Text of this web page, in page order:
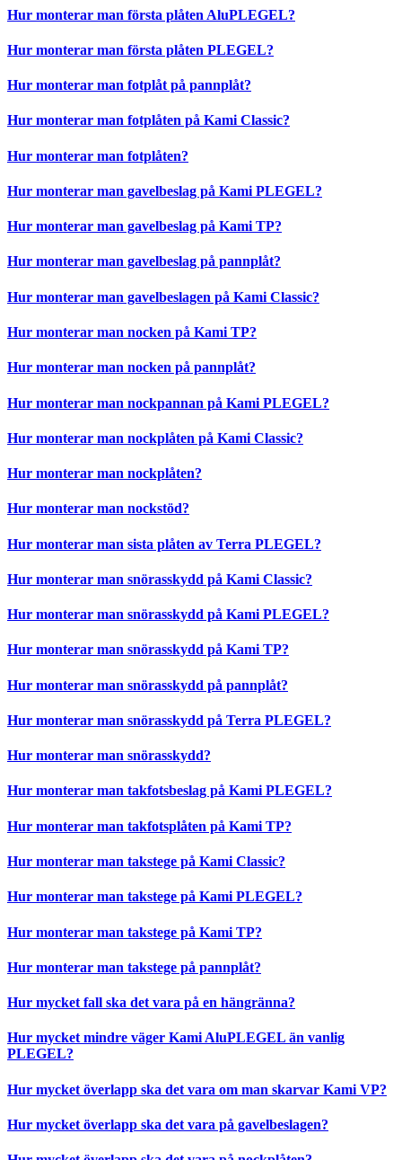
Hur monterar man första plåten AluPLEGEL?
Hur monterar man första plåten PLEGEL?
Hur monterar man fotplåt på pannplåt?
Hur monterar man fotplåten på Kami Classic?
Hur monterar man fotplåten?
Hur monterar man gavelbeslag på Kami PLEGEL?
Hur monterar man gavelbeslag på Kami TP?
Hur monterar man gavelbeslag på pannplåt?
Hur monterar man gavelbeslagen på Kami Classic?
Hur monterar man nocken på Kami TP?
Hur monterar man nocken på pannplåt?
Hur monterar man nockpannan på Kami PLEGEL?
Hur monterar man nockplåten på Kami Classic?
Hur monterar man nockplåten?
Hur monterar man nockstöd?
Hur monterar man sista plåten av Terra PLEGEL?
Hur monterar man snörasskydd på Kami Classic?
Hur monterar man snörasskydd på Kami PLEGEL?
Hur monterar man snörasskydd på Kami TP?
Hur monterar man snörasskydd på pannplåt?
Hur monterar man snörasskydd på Terra PLEGEL?
Hur monterar man snörasskydd?
Hur monterar man takfotsbeslag på Kami PLEGEL?
Hur monterar man takfotsplåten på Kami TP?
Hur monterar man takstege på Kami Classic?
Hur monterar man takstege på Kami PLEGEL?
Hur monterar man takstege på Kami TP?
Hur monterar man takstege på pannplåt?
Hur mycket fall ska det vara på en hängränna?
Hur mycket mindre väger Kami AluPLEGEL än vanlig
PLEGEL?
Hur mycket överlapp ska det vara om man skarvar Kami VP?
Hur mycket överlapp ska det vara på gavelbeslagen?